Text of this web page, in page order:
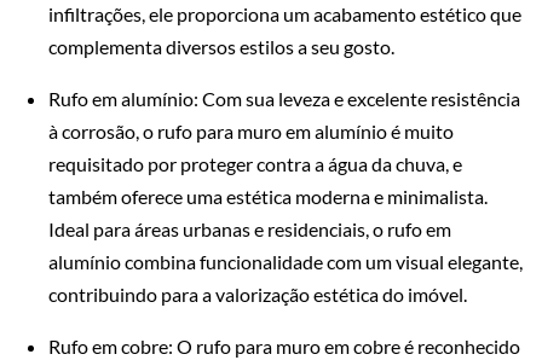
infiltrações, ele proporciona um acabamento estético que
complementa diversos estilos a seu gosto.
Rufo em alumínio: Com sua leveza e excelente resistência
à corrosão, o rufo para muro em alumínio é muito
requisitado por proteger contra a água da chuva, e
também oferece uma estética moderna e minimalista.
Ideal para áreas urbanas e residenciais, o rufo em
alumínio combina funcionalidade com um visual elegante,
contribuindo para a valorização estética do imóvel.
Rufo em cobre: O rufo para muro em cobre é reconhecido